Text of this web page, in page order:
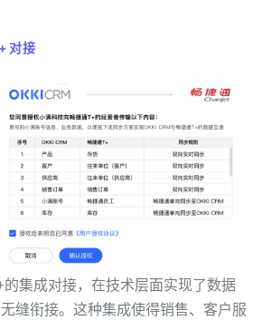
对接
的集成对接，在技术层面实现了数据
缝衔接。这种集成使得销售、客户服